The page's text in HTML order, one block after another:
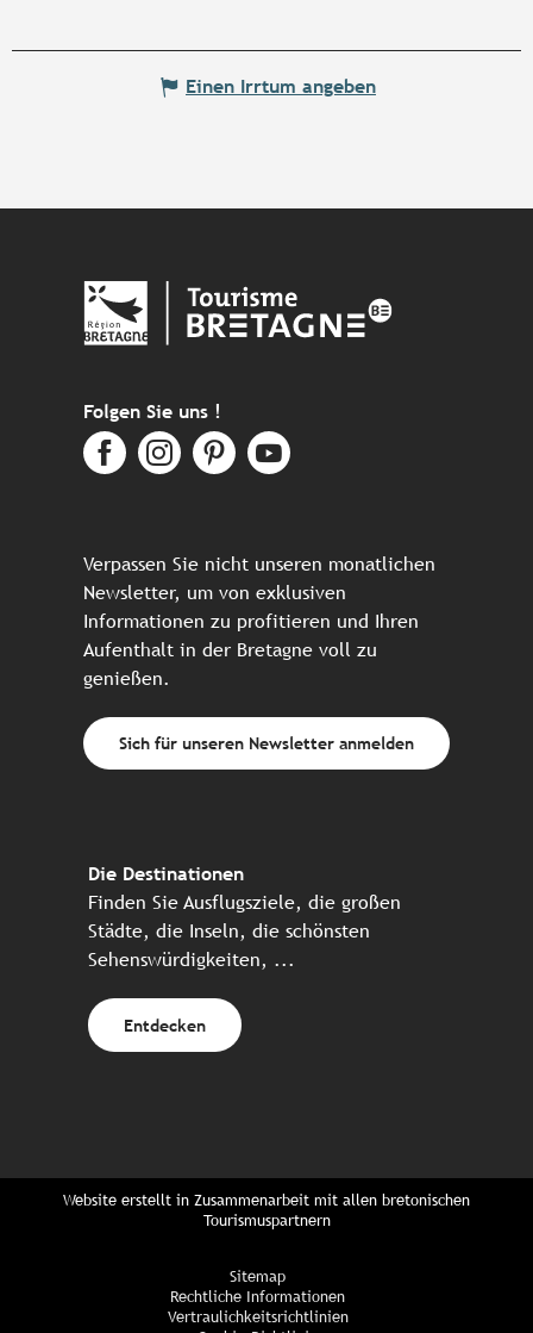
Einen Irrtum angeben
Folgen Sie uns !
Verpassen Sie nicht unseren monatlichen
Newsletter, um von exklusiven
Informationen zu profitieren und Ihren
Aufenthalt in der Bretagne voll zu
genießen.
Sich für unseren Newsletter anmelden
Die Destinationen
Finden Sie Ausflugsziele, die großen
Städte, die Inseln, die schönsten
Sehenswürdigkeiten, ...
Entdecken
Website erstellt in Zusammenarbeit mit allen bretonischen
Tourismuspartnern
Sitemap
Rechtliche Informationen
Vertraulichkeitsrichtlinien